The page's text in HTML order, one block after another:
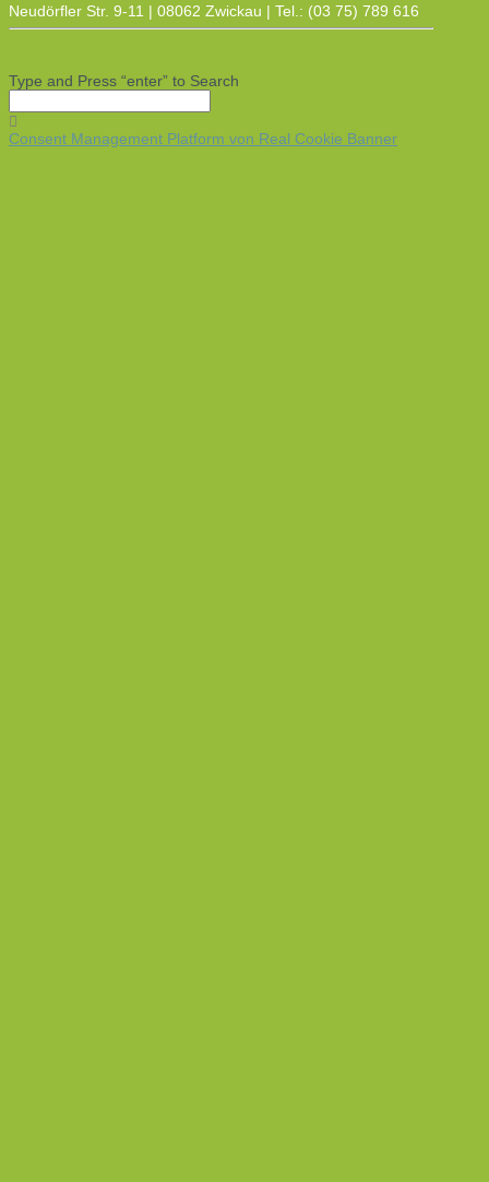
Neudörfler Str. 9-11 | 08062 Zwickau | Tel.: (03 75) 789 616
Type and Press “enter” to Search
Consent Management Platform von Real Cookie Banner